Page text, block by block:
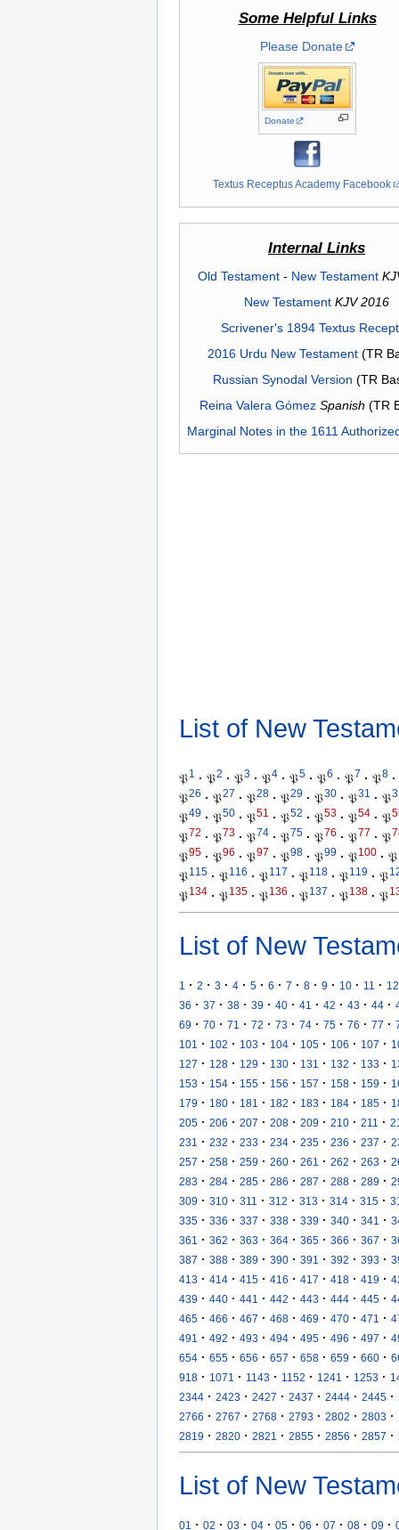
Some Helpful Links
Please Donate
Donate
Textus Receptus Academy Facebook
Internal Links
Old Testament- New Testament
New Testament KJV 2016
Scrivener's 1894 Textus
2016 Urdu New Testament(TR
Russian Synodal Version (TR
Reina Valera Gómez Spanish (TR
Marginal Notes in the 1611
List of New
𝔓1 · 𝔓2 · 𝔓3 · 𝔓4 · 𝔓5 · 𝔓6 · 𝔓7 · 𝔓8 ·
𝔓26 · 𝔓27 · 𝔓28 · 𝔓29 · 𝔓30 · 𝔓31 · 𝔓
𝔓49 · 𝔓50 · 𝔓51 · 𝔓52 · 𝔓53 · 𝔓54 · 𝔓
𝔓72 · 𝔓73 · 𝔓74 · 𝔓75 · 𝔓76 · 𝔓77 · 𝔓
𝔓95 · 𝔓96 · 𝔓97 · 𝔓98 · 𝔓99 · 𝔓100 · 𝔓
𝔓115 · 𝔓116 · 𝔓117 · 𝔓118 · 𝔓119 · 𝔓
𝔓134 · 𝔓135 · 𝔓136 · 𝔓137 · 𝔓138 · 𝔓
List of New
1 · 2 · 3 · 4 · 5 · 6 · 7 · 8 · 9 · 10 · 11 · 12
36 · 37 · 38 · 39 · 40 · 41 · 42 · 43 · 44 ·
69 · 70 · 71 · 72 · 73 · 74 · 75 · 76 · 77 ·
101
· 102 · 103 · 104 · 105 · 106 · 107 ·
127 · 128 · 129 · 130 · 131 · 132 · 133 ·
153 · 154 · 155 · 156 · 157 · 158 · 159 ·
179 · 180 · 181 · 182 · 183 · 184 · 185 ·
205 · 206 · 207 · 208 · 209 · 210 · 211 ·
231
· 232 · 233 · 234 · 235 · 236 · 237 ·
257 · 258 · 259 · 260 · 261 · 262 · 263 ·
283 · 284 · 285 · 286 · 287 · 288 · 289 ·
309 · 310 · 311 · 312 · 313 · 314 · 315 ·
335 · 336 · 337 · 338 · 339 · 340 · 341 ·
361
· 362 · 363 · 364 · 365 · 366 · 367 ·
387 · 388 · 389 · 390 · 391 · 392 · 393 ·
413 · 414 · 415 · 416 · 417 · 418 · 419 ·
439 · 440 · 441 · 442 · 443 · 444 · 445 ·
465 · 466 · 467 · 468 · 469 · 470 · 471 ·
491
· 492 · 493 · 494 · 495 · 496 · 497 ·
654 · 655 · 656 · 657 · 658 · 659 · 660 ·
918 · 1071 · 1143 · 1152 · 1241 · 1253 ·
2344 · 2423 · 2427 · 2437 · 2444 · 2445 ·
2766 · 2767 · 2768 · 2793 · 2802 · 2803 ·
2819 · 2820 · 2821 · 2855 · 2856 · 2857 ·
List of New
01 · 02 · 03 · 04 · 05 · 06 · 07 · 08 · 09 ·